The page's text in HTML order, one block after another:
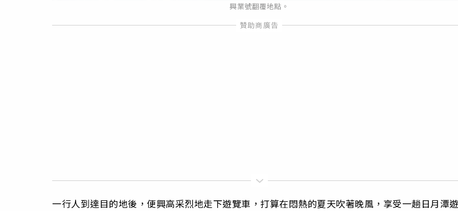
興業號翻覆地點。
一行人到達目的地後，便興高采烈地走下遊覽車，打算在悶熱的夏天吹著晚風，享受一趟日月潭